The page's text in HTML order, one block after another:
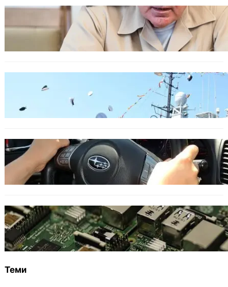
БЪЛГАРИЯ
Ефтимов: Няма преднамерени действия
срещу България, дронът край Кардам е бил
примамка
Варна посрещна новите офицери на ВМС
ОБЩЕСТВО
Възможни ограничения за Waze в Европа
след решение на Съда на ЕС
ИКОНОМИКА
Кои българи се осигуряват на новия таван
от 2300 евро
Теми